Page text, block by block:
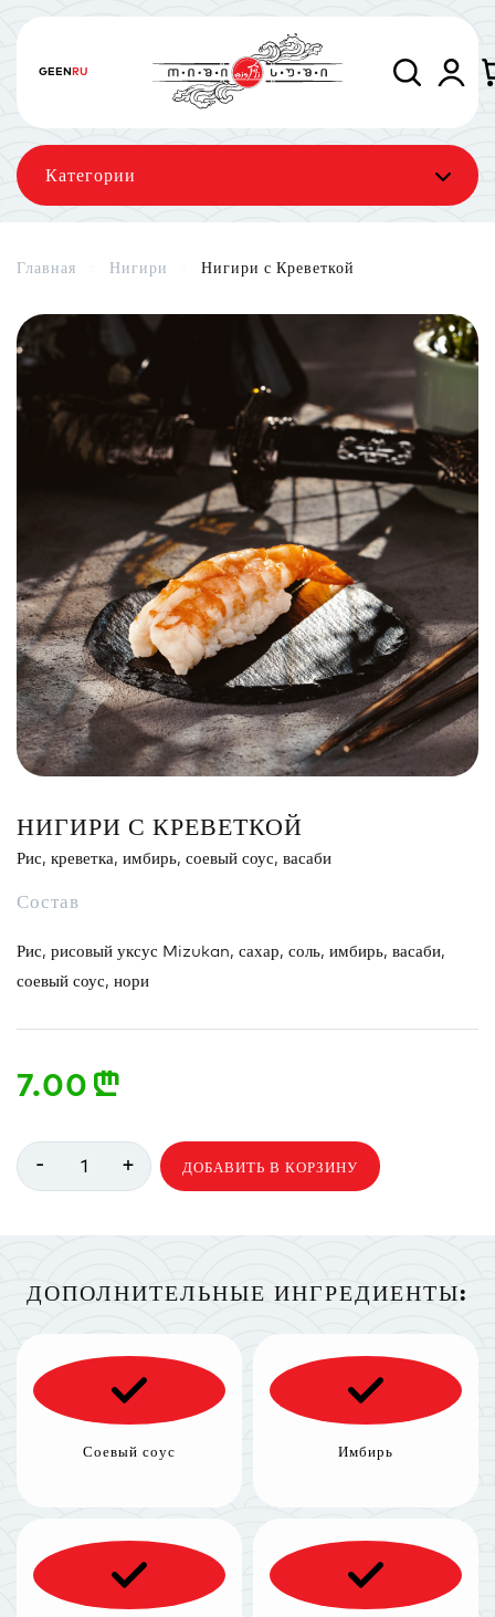
GEENRU
Категории
Суши-торт Фирменные Вегетарианское меню
Нигири Маки
Поке и буррито Супы и салаты Напитки
Главная Нигири Нигири с Креветкой
НИГИРИ С КРЕВЕТКОЙ
Рис, креветка, имбирь, соевый соус, васаби
Состав
Рис, рисовый уксус Mizukan, сахар, соль, имбирь, васаби,
соевый соус, нори
7.00 n
- 1 + ДОБАВИТЬ В КОРЗИНУ
ДОПОЛНИТЕЛЬНЫЕ ИНГРЕДИЕНТЫ:
Соевый соус Имбирь